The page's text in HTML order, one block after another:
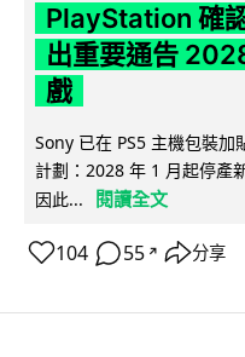
PlayStation 確
出重要通告
戲
Sony 已在 PS5 主機包裝
計劃：2028 年 1 月起停產
因此...
閱讀全文
104 55 ↗ 分享